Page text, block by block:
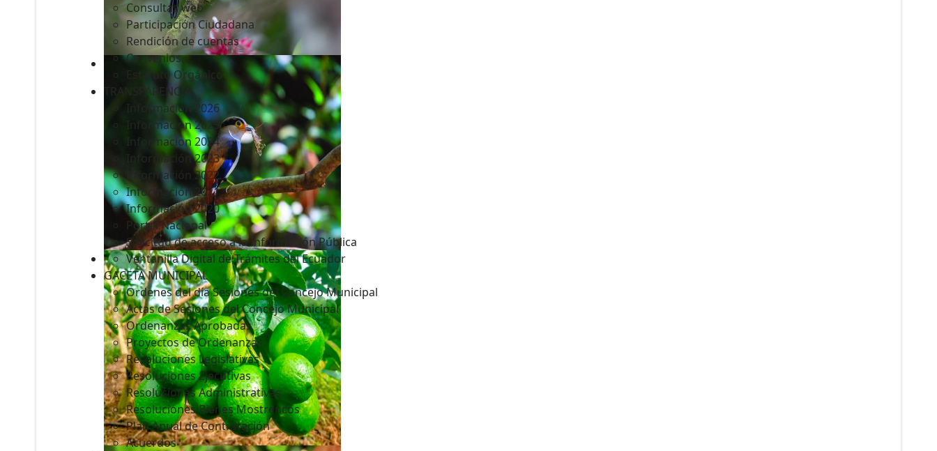
Consultas web
Participación Ciudadana
Rendición de cuentas
Convenios
Estatuto Orgánico
TRANSPARENCIA
Informacion 2026
Informacion 2025
Informacion 2024
Información 2023
Información 2022
Información 2021
Información 2020
Portal Nacional
Solicitud de acceso a la Información Pública
Ventanilla Digital de Trámites del Ecuador
GACETA MUNICIPAL
Ordenes del día Sesiones del Concejo Municipal
Actas de Sesiones del Concejo Municipal
Ordenanzas Aprobadas
Proyectos de Ordenanzas
Resoluciones Legislativas
Resoluciones Ejecutivas
Resoluciones Administrativas
Resoluciones Bienes Mostrencos
Plan Anual de Contratación
Acuerdos